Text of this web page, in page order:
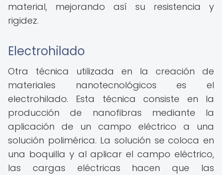
material, mejorando así su resistencia y
rigidez.
Electrohilado
Otra técnica utilizada en la creación de
materiales nanotecnológicos es el
electrohilado. Esta técnica consiste en la
producción de nanofibras mediante la
aplicación de un campo eléctrico a una
solución polimérica. La solución se coloca en
una boquilla y al aplicar el campo eléctrico,
las cargas eléctricas hacen que las